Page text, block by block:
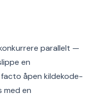
parallelt —
en
facto åpen kildekode-
med en